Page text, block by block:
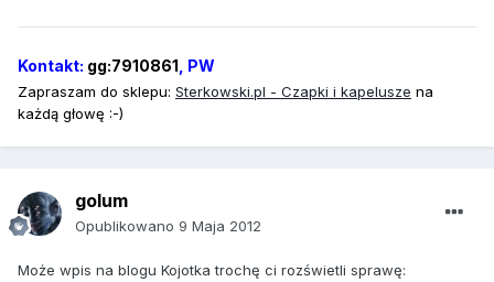
Kontakt: gg:7910861 , PW
Zapraszam do sklepu: Sterkowski.pl - Czapki i kapelusze na
każdą głowę :-)
golum
Opublikowano 9 Maja 2012
Może wpis na blogu Kojotka trochę ci rozświetli sprawę: